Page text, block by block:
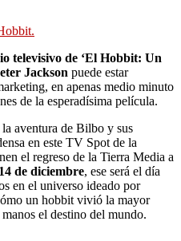
televisivo de ‘El Hobbit: Un
Jackson puede estar
en apenas medio minuto
de la esperadísima película.
aventura de Bilbo y sus
en este TV Spot de la
el regreso de la Tierra Media a
de diciembre, ese será el día
en el universo ideado por
un hobbit vivió la mayor
el destino del mundo.